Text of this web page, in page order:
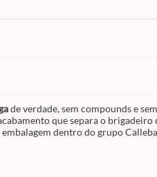
frias,
de verdade, sem compounds e
que separa o
dentro do grupo